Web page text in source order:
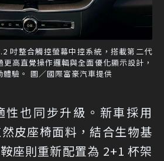
吋整合觸控螢幕中控系統，搭載第二代
高直覺操作邏輯與全面優化顯示設計，
驗。 圖／國際富豪汽車提供
性也同步升級。新車採用
皮座椅面料，結合生物基
座則重新配置為 2+1 杯架